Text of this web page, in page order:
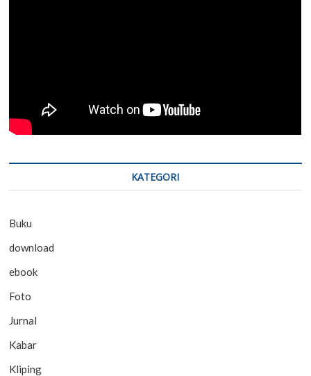
KATEGORI
Buku
download
ebook
Foto
Jurnal
Kabar
Kliping